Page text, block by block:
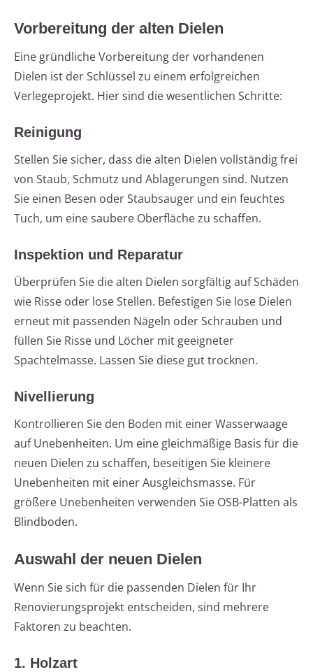
Vorbereitung der alten Dielen
Eine gründliche Vorbereitung der vorhandenen
Dielen ist der Schlüssel zu einem erfolgreichen
Verlegeprojekt. Hier sind die wesentlichen Schritte:
Reinigung
Stellen Sie sicher, dass die alten Dielen vollständig frei
von Staub, Schmutz und Ablagerungen sind. Nutzen
Sie einen Besen oder Staubsauger und ein feuchtes
Tuch, um eine saubere Oberfläche zu schaffen.
Inspektion und Reparatur
Überprüfen Sie die alten Dielen sorgfältig auf Schäden
wie Risse oder lose Stellen. Befestigen Sie lose Dielen
erneut mit passenden Nägeln oder Schrauben und
füllen Sie Risse und Löcher mit geeigneter
Spachtelmasse. Lassen Sie diese gut trocknen.
Nivellierung
Kontrollieren Sie den Boden mit einer Wasserwaage
auf Unebenheiten. Um eine gleichmäßige Basis für die
neuen Dielen zu schaffen, beseitigen Sie kleinere
Unebenheiten mit einer Ausgleichsmasse. Für
größere Unebenheiten verwenden Sie OSB-Platten als
Blindboden.
Auswahl der neuen Dielen
Wenn Sie sich für die passenden Dielen für Ihr
Renovierungsprojekt entscheiden, sind mehrere
Faktoren zu beachten.
1. Holzart